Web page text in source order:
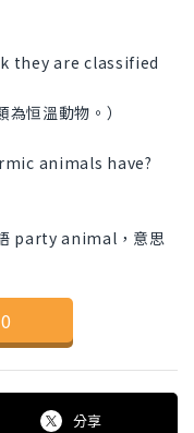
they are classified
恒溫動物。）
animals have?
party animal，意思
0
分享